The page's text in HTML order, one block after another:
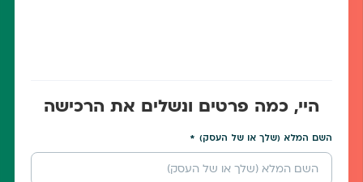
היי, כמה פרטים ונשלים את הרכישה
השם המלא (שלך או של העסק)